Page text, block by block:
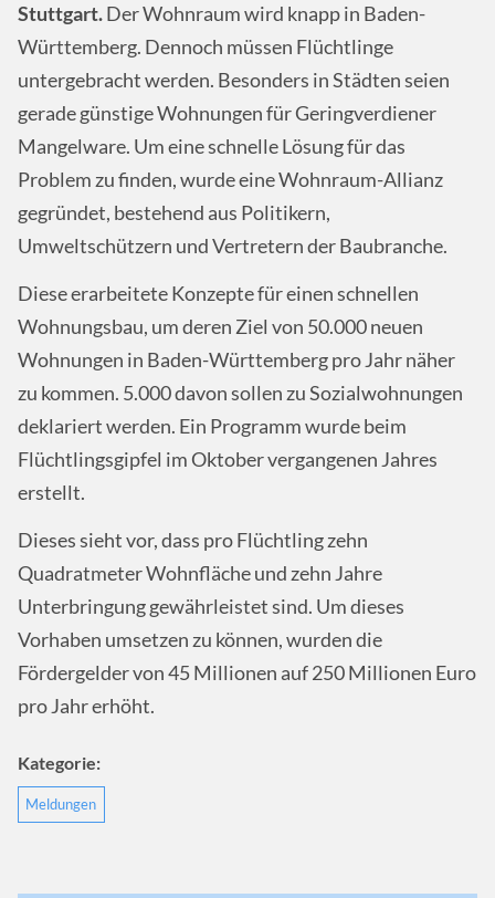
Stuttgart.Der Wohnraum wird knapp in Baden-
Württemberg. Dennoch müssen Flüchtlinge
untergebracht werden. Besonders in Städten seien
gerade günstige Wohnungen für Geringverdiener
Mangelware. Um eine schnelle Lösung für das
Problem zu finden, wurde eine Wohnraum-Allianz
gegründet, bestehend aus Politikern,
Umweltschützern und Vertretern der Baubranche.
Diese erarbeitete Konzepte für einen schnellen
Wohnungsbau, um deren Ziel von 50.000 neuen
Wohnungen in Baden-Württemberg pro Jahr näher
zu kommen. 5.000 davon sollen zu Sozialwohnungen
deklariert werden. Ein Programm wurde beim
Flüchtlingsgipfel im Oktober vergangenen Jahres
erstellt.
Dieses sieht vor, dass pro Flüchtling zehn
Quadratmeter Wohnfläche und zehn Jahre
Unterbringung gewährleistet sind. Um dieses
Vorhaben umsetzen zu können, wurden die
Fördergelder von 45 Millionen auf 250 Millionen Euro
pro Jahr erhöht.
Kategorie:
Meldungen